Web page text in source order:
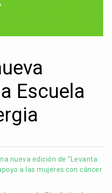
Escuela
nueva edición de “Levanta
a las mujeres con cáncer